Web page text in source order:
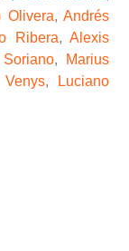
Olivera,Andrés
Ribera,Alexis
,
Marius
,
Luciano